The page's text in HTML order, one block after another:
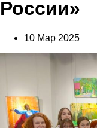
России»
10 Мар 2025